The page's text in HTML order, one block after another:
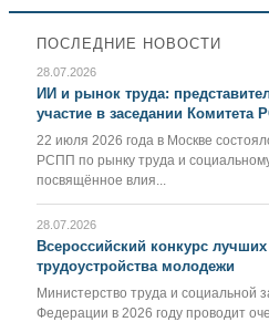
ПОСЛЕДНИЕ НОВОСТИ
28.07.2026
ИИ и рынок труда:
участие в заседании Комитета
22 июля 2026 года в Москве
РСПП по рынку труда и
посвящённое влия...
28.07.2026
Всероссийский конкурс лучших
трудоустройства молодежи
Министерство труда и социальной
Федерации в 2026 году проводит